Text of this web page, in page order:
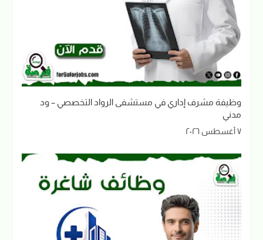
وظيفة مشرف إداري في مستشفى الرواد التخصصي – ود
مدني
٧ أغسطس ٢٠٢٦